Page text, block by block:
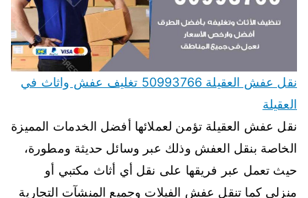
نقل عفش العقيلة 50993766 تغليف عفش واثاث في
العقيلة
نقل عفش العقيلة تؤمن لعملائها أفضل الخدمات المميزة
الخاصة بنقل العفش وذلك عبر وسائل حديثة ومطورة،
حيث تعمل عبر فريقها على نقل أي أثاث مكتبي أو
منزلي كما تنقل عفش الفيلات وجميع المنشآت التجارية